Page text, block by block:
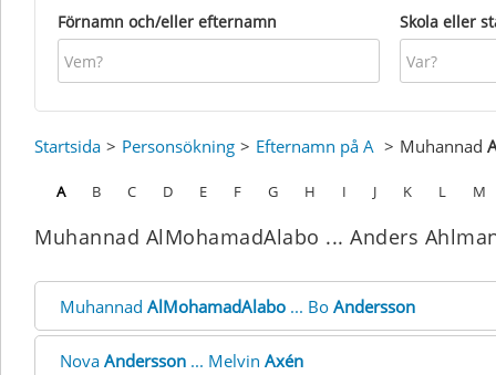
Förnamn och/eller efternamn Skola eller
Startsida Personsökning Efternamn på A Muhannad
A B C D E F G H I J K L M
Muhannad AlMohamadAlabo ... Anders
Muhannad AlMohamadAlabo ... Bo Andersson
Nova Andersson ... Melvin Axén